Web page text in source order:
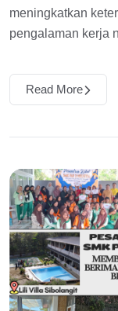
meningkatkan
pengalaman kerja
Read More